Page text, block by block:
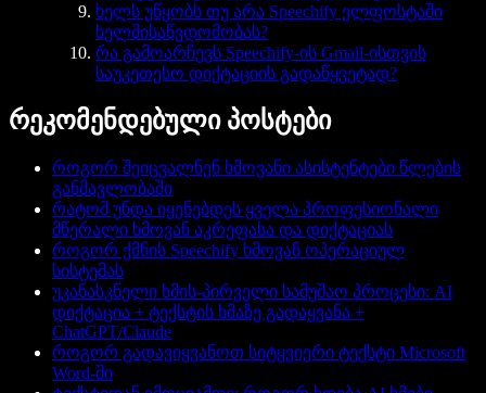
ხელს უწყობს თუ არა Speechify ელფოსტაში
ხელმისაწვდომობას?
რა გამოარჩევს Speechify-ის Gmail-ისთვის
საუკეთესო დიქტაციის გადაწყვეტად?
რეკომენდებული პოსტები
როგორ შეიცვალნენ ხმოვანი ასისტენტები წლების
განმავლობაში
რატომ უნდა იყენებდეს ყველა პროფესიონალი
მწერალი ხმოვან აკრეფასა და დიქტაციას
როგორ ქმნის Speechify ხმოვან ოპერაციულ
სისტემას
უკანასკნელი ხმის-პირველი სამუშაო პროცესი: AI
დიქტაცია + ტექსტის ხმაზე გადაყვანა +
ChatGPT/Claude
როგორ გადავიყვანოთ სიტყვიერი ტექსტი Microsoft
Word-ში